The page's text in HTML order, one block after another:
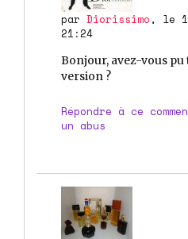
par Diorissimo , le
21:24
Bonjour, avez-vous
version ?
Répondre à ce
un abus